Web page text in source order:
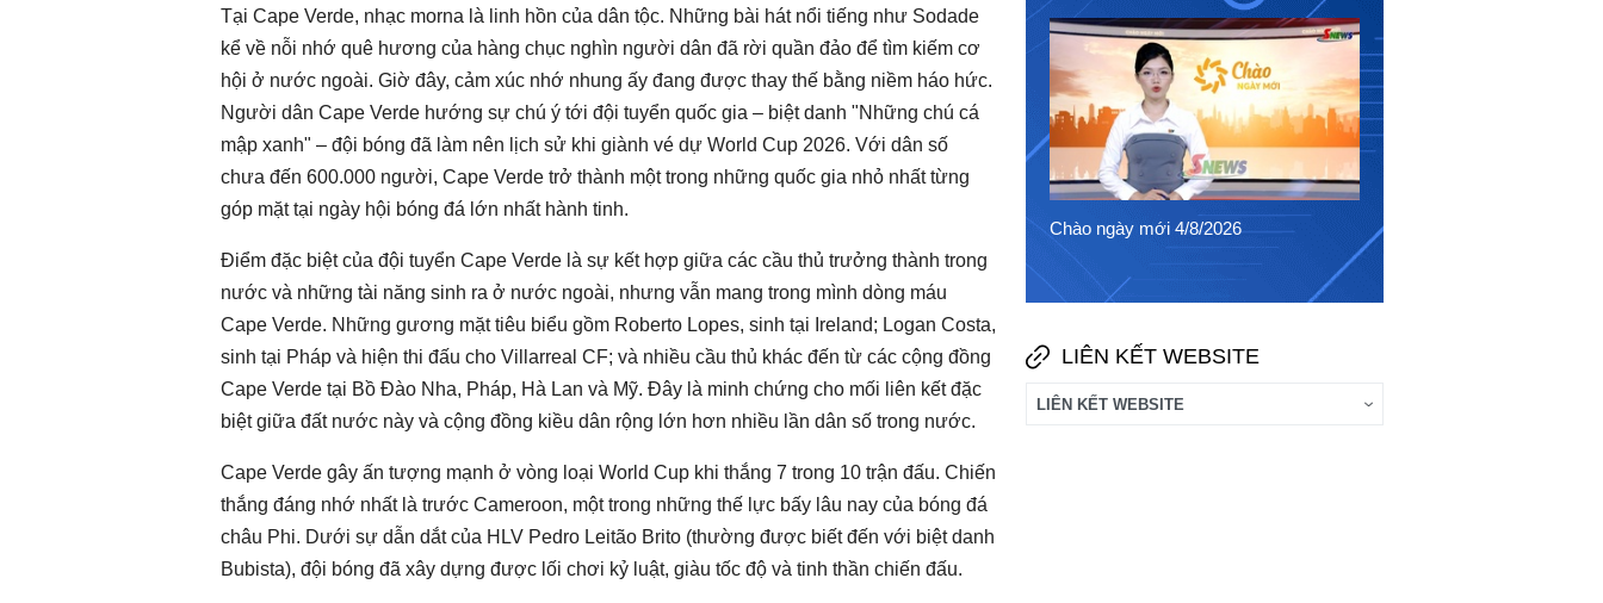
Tại Cape Verde, nhạc morna là linh hồn của dân tộc. Những bài hát nổi tiếng như Sodade
kể về nỗi nhớ quê hương của hàng chục nghìn người dân đã rời quần đảo để tìm kiếm cơ
hội ở nước ngoài. Giờ đây, cảm xúc nhớ nhung ấy đang được thay thế bằng niềm háo hức.
Người dân Cape Verde hướng sự chú ý tới đội tuyển quốc gia – biệt danh "Những chú cá
mập xanh" – đội bóng đã làm nên lịch sử khi giành vé dự World Cup 2026. Với dân số
chưa đến 600.000 người, Cape Verde trở thành một trong những quốc gia nhỏ nhất từng
góp mặt tại ngày hội bóng đá lớn nhất hành tinh.
Điểm đặc biệt của đội tuyển Cape Verde là sự kết hợp giữa các cầu thủ trưởng thành trong
nước và những tài năng sinh ra ở nước ngoài, nhưng vẫn mang trong mình dòng máu
Cape Verde. Những gương mặt tiêu biểu gồm Roberto Lopes, sinh tại Ireland; Logan Costa,
sinh tại Pháp và hiện thi đấu cho Villarreal CF; và nhiều cầu thủ khác đến từ các cộng đồng
Cape Verde tại Bồ Đào Nha, Pháp, Hà Lan và Mỹ. Đây là minh chứng cho mối liên kết đặc
biệt giữa đất nước này và cộng đồng kiều dân rộng lớn hơn nhiều lần dân số trong nước.
Cape Verde gây ấn tượng mạnh ở vòng loại World Cup khi thắng 7 trong 10 trận đấu. Chiến
thắng đáng nhớ nhất là trước Cameroon, một trong những thế lực bấy lâu nay của bóng đá
châu Phi. Dưới sự dẫn dắt của HLV Pedro Leitão Brito (thường được biết đến với biệt danh
Bubista), đội bóng đã xây dựng được lối chơi kỷ luật, giàu tốc độ và tinh thần chiến đấu.
Chào ngày mới 31/7/2026 Chào ngày mới 30/7/2026
Chào ngày mới 4/8/2026
Chào ngày mới 3/8/2026
LIÊN KẾT WEBSITE